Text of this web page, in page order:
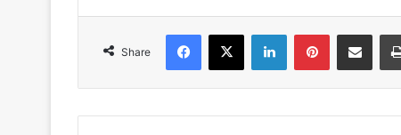
Share
Facebook
X LinkedInPinterestShare via Email